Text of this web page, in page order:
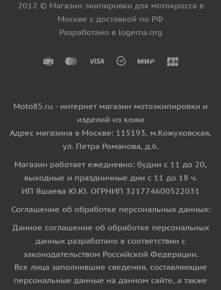
2012 © Магазин экипировки для мотокросса в
Москве с доставкой по РФ
Разработано в logema.org
Moto85.ru - интернет магазин мотоэкипировки и
изделий из кожи
Адрес магазина в Москве: 115193, м.Кожуховская,
ул. Петра Романова, д.6.
Магазин работает ежедневно: будни с 11 до 20,
выходные и праздничные дни с 11 до 18 ч.
ИП Яшаева Ю.Ю. ОГРНИП 321774600522031
Соглашение об обработке персональных данных:
Данное соглашение об обработке персональных
данных разработано в соответствии с
законодательством Российской Федерации.
Все лица заполнившие сведения, составляющие
персональные данные на данном сайте, а также